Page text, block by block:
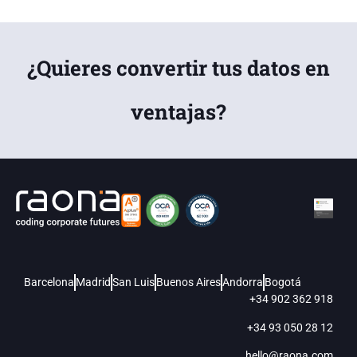
¿Quieres convertir tus datos en
ventajas?
Barcelona MadridSan LuisBuenos AiresAndorra Bogotá
+34 902 362 918
+34 93 050 28 12